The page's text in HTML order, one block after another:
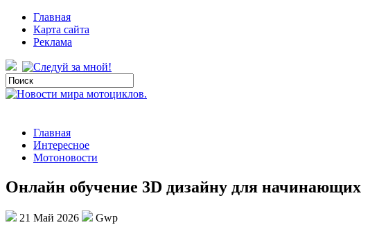
Главная
Карта сайта
Реклама
Главная
Интересное
Мотоновости
Онлайн обучение 3D дизайну для начинающих
21 Май 2026
Gwp